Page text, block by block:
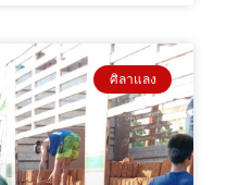
ศิลาแลง